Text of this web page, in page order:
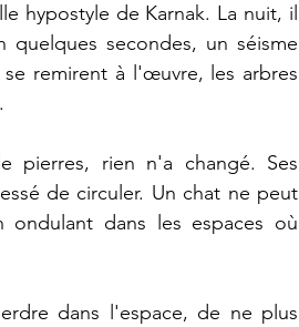
hypostyle de Karnak. La nuit, il
quelques secondes, un séisme
remirent à l'œuvre, les arbres
pierres, rien n'a changé. Ses
de circuler. Un chat ne peut
dans les espaces où
dans l'espace, de ne plus